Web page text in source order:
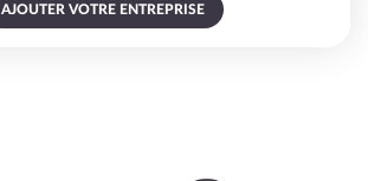
AJOUTER VOTRE ENTREPRISE